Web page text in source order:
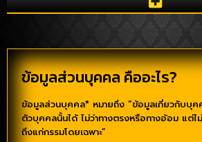
ข้อมูลส่วนบุคคล คืออะไร?
ข้อมูลส่วนบุคคล* หมายถึง “ข้อมูลเกี่ยวกับบุคค
ตัวบุคคลนั้นได้ ไม่ว่าทางตรงหรือทางอ้อม แต่
ถึงแก่กรรมโดยเฉพาะ”